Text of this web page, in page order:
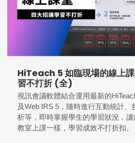
HiTeach 5 如臨現場的線上
習不打折 (全)
視訊會議軟體結合運用最新的
及Web IRS 5，隨時進行互動統計、
析等，即時掌握學生的學習狀況，
教室上課一樣，學習成效不打折扣。